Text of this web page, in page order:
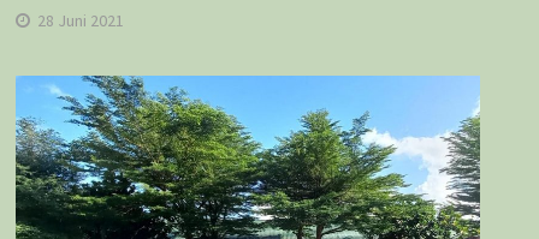
28 Juni 2021